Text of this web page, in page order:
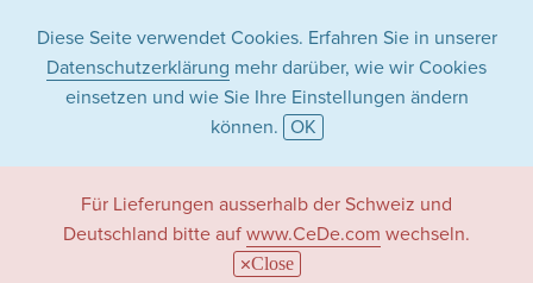
Diese Seite verwendet Cookies. Erfahren Sie in unserer
Datenschutzerklärung mehr darüber, wie wir Cookies
einsetzen und wie Sie Ihre Einstellungen ändern
können. OK
Für Lieferungen ausserhalb der Schweiz und
Deutschland bitte auf www.CeDe.com wechseln.
Close